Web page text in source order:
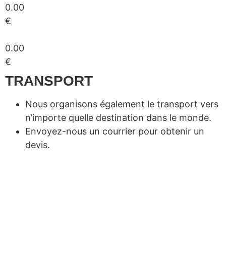
0.00
€
0.00
€
TRANSPORT
Nous organisons également le transport vers
n’importe quelle destination dans le monde.
Envoyez-nous un courrier pour obtenir un
devis.